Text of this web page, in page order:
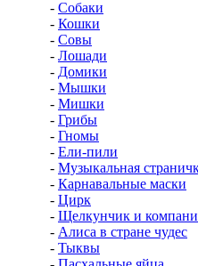
- Собаки
- Кошки
- Совы
- Лошади
- Домики
- Мышки
- Мишки
- Грибы
- Гномы
- Ели-пили
- Музыкальная
- Карнавальные маски
- Цирк
- Щелкунчик и
- Алиса в стране чудес
- Тыквы